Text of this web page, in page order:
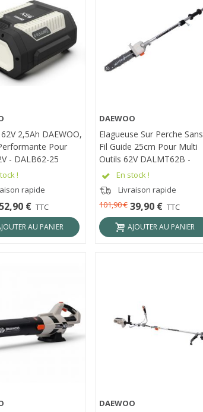
RAPIDE
2,5Ah DAEWOO,
Pour
- DALB62-25
!
rapide
52,90 € TTC
AU PANIER
APERÇU RAPIDE
DAEWOO
Elagueuse Sur Perche Sans
Fil Guide 25cm Pour Multi
Outils 62V DALMT62B -
DAEWOO DAL62-PS
En stock !
Livraison rapide
39,90 € TTC
101,90 €
AJOUTER AU PANIER
RAPIDE APERÇU RAPIDE
DAEWOO